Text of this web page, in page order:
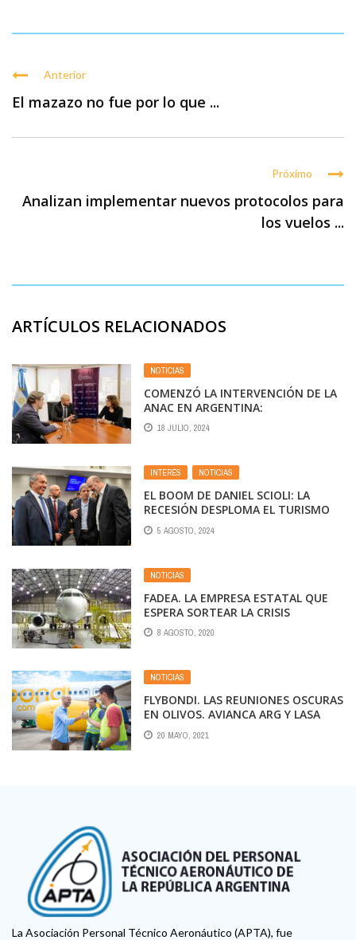
Anterior
El mazazo no fue por lo que ...
Próximo
Analizan implementar nuevos protocolos para
los vuelos ...
ARTÍCULOS RELACIONADOS
NOTICIAS
COMENZÓ LA INTERVENCIÓN DE LA
ANAC EN ARGENTINA:
REORDENAMIENTO INTERNO PARA
ELEVAR LA EFICIENCIA DEL
18 JULIO, 2024
INTERÉS , NOTICIAS
EL BOOM DE DANIEL SCIOLI: LA
RECESIÓN DESPLOMA EL TURISMO
INTERNO A NIVELES DE
PREPANDEMIA
5 AGOSTO, 2024
NOTICIAS
FADEA. LA EMPRESA ESTATAL QUE
ESPERA SORTEAR LA CRISIS
EXPORTANDO AVIONES
8 AGOSTO, 2020
NOTICIAS
FLYBONDI. LAS REUNIONES OSCURAS
EN OLIVOS. AVIANCA ARG Y LASA
TRAICIONADAS POR DIETRICH Y
PEPIN RODRÍGUEZ SIMÓN
20 MAYO, 2021
La Asociación Personal Técnico Aeronáutico (APTA), fue